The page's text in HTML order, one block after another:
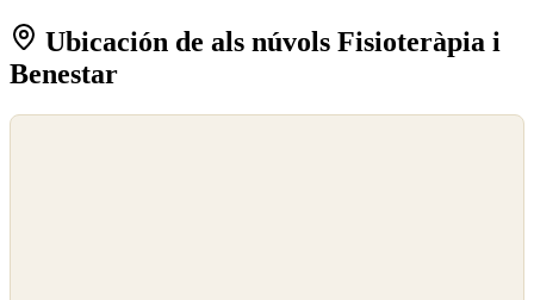
Ubicación de als núvols Fisioteràpia i
Benestar